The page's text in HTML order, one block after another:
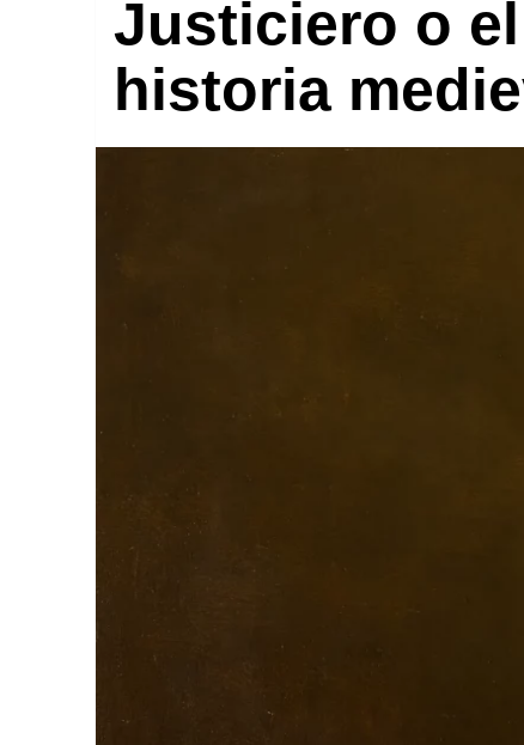
Justiciero o
historia